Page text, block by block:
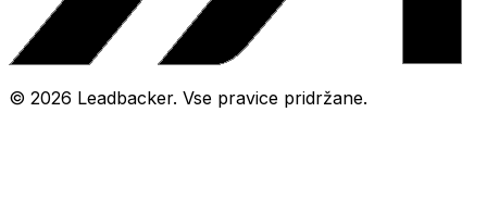
© 2026 Leadbacker. Vse pravice pridržane.